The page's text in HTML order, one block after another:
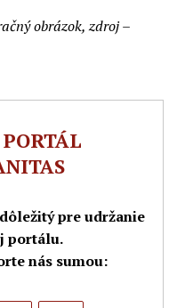
obrázok, zdroj –
pre udržanie
portálu.
nás sumou: